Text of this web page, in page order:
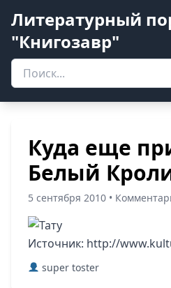
Литературный
"Книгозавр"
Куда еще
Белый
5 сентября 2010 •
Источник: http://
super toster